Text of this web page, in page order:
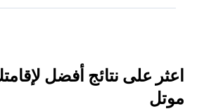
اعثر على نتائج أفضل
موتل